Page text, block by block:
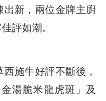
出新，兩位金牌主廚
評如潮。
施牛好評不斷後，
湯脆米龍虎斑」及